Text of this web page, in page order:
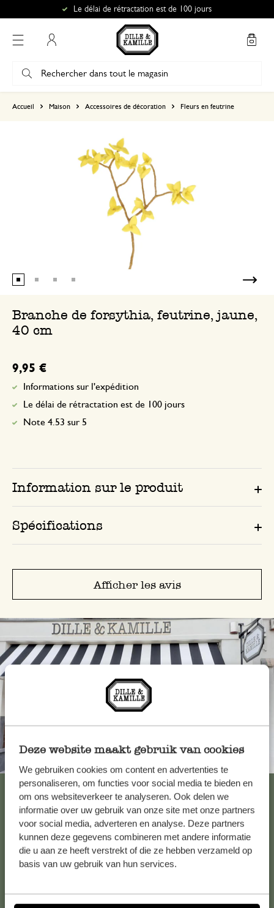
Deze website maakt gebruik van cookies
We gebruiken cookies om content en advertenties te
personaliseren, om functies voor social media te bieden en
om ons websiteverkeer te analyseren. Ook delen we
informatie over uw gebruik van onze site met onze partners
voor social media, adverteren en analyse. Deze partners
kunnen deze gegevens combineren met andere informatie
die u aan ze heeft verstrekt of die ze hebben verzameld op
basis van uw gebruik van hun services.
Le délai de rétractation est de 100 jours
Accueil Maison Accessoires de décoration Fleurs en feutrine
Branche de forsythia, feutrine, jaune,
40 cm
9,95 €
Informations sur l'expédition
Le délai de rétractation est de 100 jours
Note 4.53 sur 5
Information sur le produit
Spécifications
Afficher les avis
Voir les 62 magasins
Service clientèle
Pour toute question ou demande de conseil ou d’aide,
nos réponses auxquestions les plus fréquemment posées.
3
2
12 mai 2026